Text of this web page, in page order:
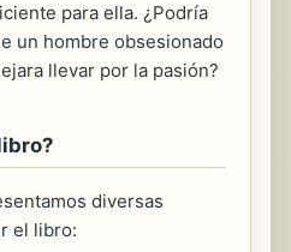
para ella. ¿Podría
un hombre obsesionado
llevar por la pasión?
diversas
el libro: